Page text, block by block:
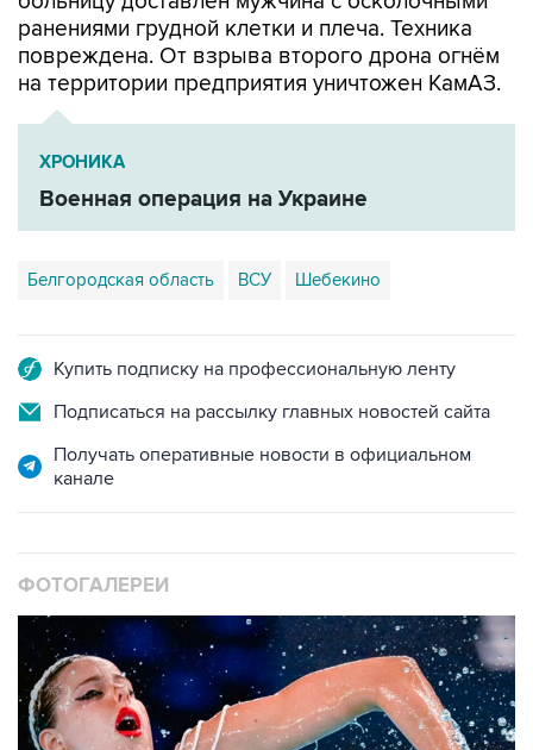
ранениями грудной клетки и плеча. Техника
повреждена. От взрыва второго дрона огнём
на территории предприятия уничтожен КамАЗ.
ХРОНИКА
Военная операция на Украине
Белгородская область ВСУ Шебекино
Купить подписку на профессиональную ленту
Подписаться на рассылку главных новостей сайта
Получать оперативные новости в официальном
канале
ФОТОГАЛЕРЕИ